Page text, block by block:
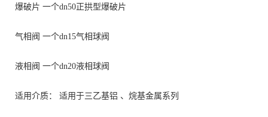
爆破片 一个dn50正拱型爆破片
气相阀 一个dn15气相球阀
液相阀 一个dn20液相球阀
适用介质： 适用于三乙基铝 、烷基金属系列